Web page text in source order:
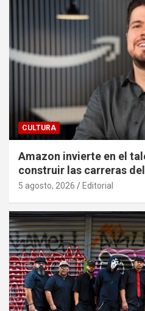
CULTURA
Amazon invierte en el
construir las carreras
5 agosto, 2026 Editorial